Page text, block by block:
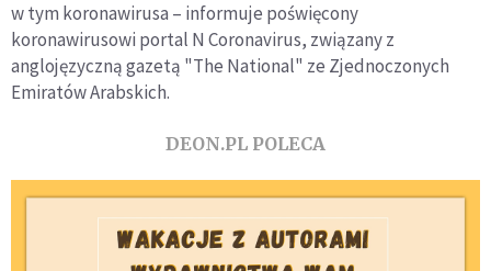
w tym koronawirusa – informuje poświęcony
koronawirusowi portal N Coronavirus, związany z
anglojęzyczną gazetą "The National" ze Zjednoczonych
Emiratów Arabskich.
DEON.PL POLECA